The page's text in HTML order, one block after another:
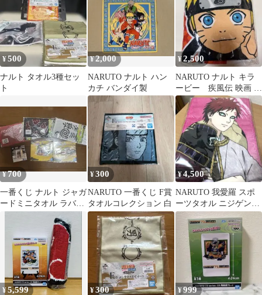
¥500
ナルト タオル3種セッ
ト
¥2,000
NARUTO ナルト ハン
カチ バンダイ製
¥2,500
NARUTO ナルト キラ
ービー 疾風伝 映画 ビ
ッグバスタオル
¥700
一番くじ ナルト ジャガ
ードミニタオル ラバー
アソート アクリルチ
ャーム セット
¥300
NARUTO 一番くじ F賞
タオルコレクション 白
¥4,500
NARUTO 我愛羅 スポ
ーツタオル ニジゲンノ
モリ
¥5,599 ¥300 ¥999